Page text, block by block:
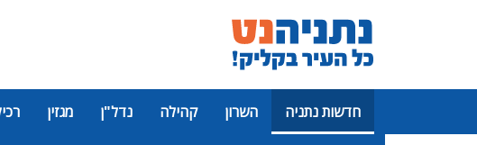
חדשות נתניה השרון קהילה נדל"ן מגזין